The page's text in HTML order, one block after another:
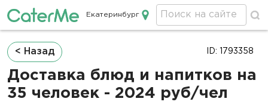
Кейтеринг в Екатеринбурге
Екатеринбург
Строка
навигации
< Назад
Доставка блюд и напитков на
35 человек - 2024 руб/чел
ID: 1793358